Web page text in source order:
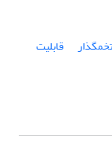
قابلیت